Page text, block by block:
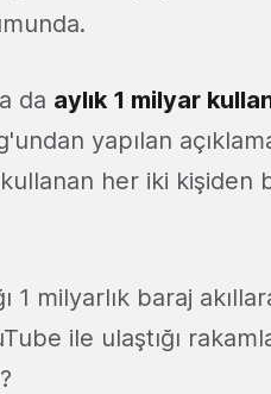
da aylık 1 milyar
yapılan
her iki kişiden
1 milyarlık baraj
ile ulaştığı